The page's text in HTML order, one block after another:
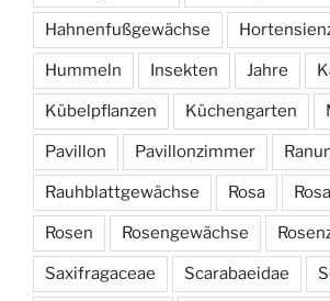
Hahnenfußgewächse
Hummeln Insekten Jahre
Kübelpflanzen Küchengarten
Pavillon Pavillonzimmer
Rauhblattgewächse Rosa
Rosen Rosengewächse
Saxifragaceae Scarabaeidae